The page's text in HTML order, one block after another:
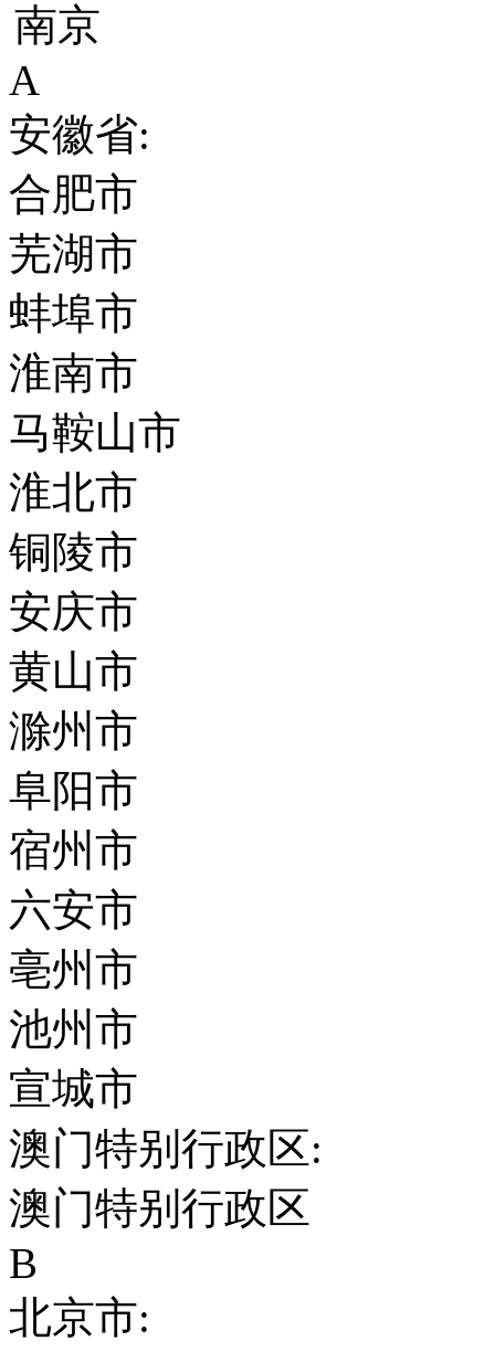
南京
A
安徽省:
合肥市
芜湖市
蚌埠市
淮南市
马鞍山市
淮北市
铜陵市
安庆市
黄山市
滁州市
阜阳市
宿州市
六安市
亳州市
池州市
宣城市
澳门特别行政区:
澳门特别行政区
B
北京市: